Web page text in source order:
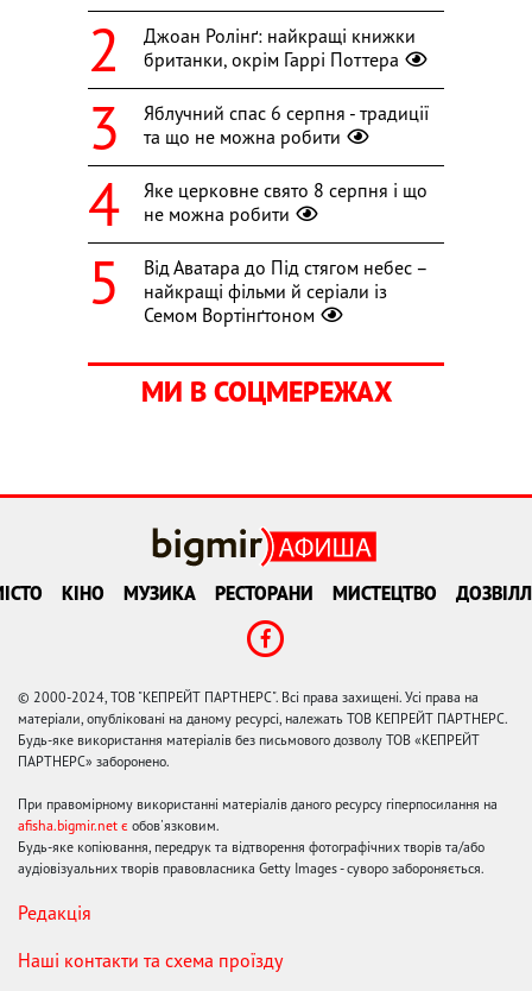
Джоан Ролінґ: найкращі книжки
британки, окрім Гаррі Поттера
Яблучний спас 6 серпня - традиції
та що не можна робити
Яке церковне свято 8 серпня і що
не можна робити
Від Аватара до Під стягом небес –
найкращі фільми й серіали із
Семом Вортінґтоном
МИ В СОЦМЕРЕЖАХ
КІНО МУЗИКА РЕСТОРАНИ МИСТЕЦТВО
© 2000-2024, ТОВ "КЕПРЕЙТ ПАРТНЕРС". Всі права захищені. Усі права на
матеріали, опубліковані на даному ресурсі, належать ТОВ КЕПРЕЙТ ПАРТНЕРС.
Будь-яке використання матеріалів без письмового дозволу ТОВ «КЕПРЕЙТ
ПАРТНЕРС» заборонено.
При правомірному використанні матеріалів даного ресурсу гіперпосилання на
afisha.bigmir.net є обов'язковим.
Будь-яке копіювання, передрук та відтворення фотографічних творів та/або
аудіовізуальних творів правовласника Getty Images - суворо забороняється.
Редакція
Наші контакти та схема проїзду